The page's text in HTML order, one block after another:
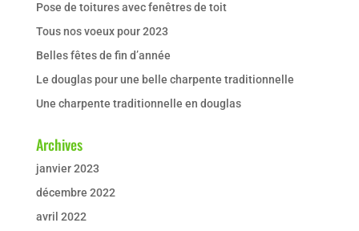
Pose de toitures avec fenêtres de toit
Tous nos voeux pour 2023
Belles fêtes de fin d’année
Le douglas pour une belle charpente traditionnelle
Une charpente traditionnelle en douglas
Archives
janvier 2023
décembre 2022
avril 2022